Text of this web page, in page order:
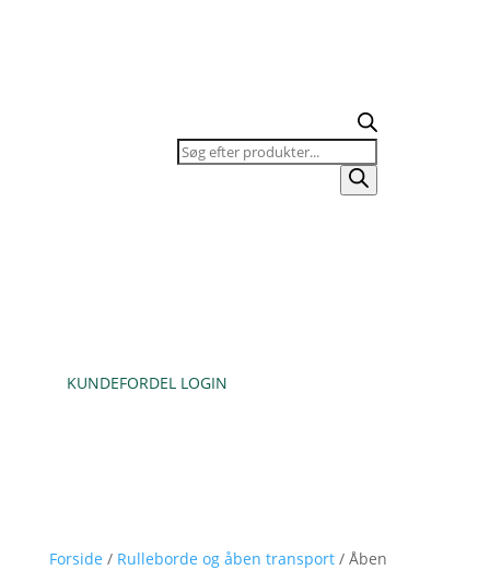
Products
KUNDEFORDEL LOGIN
Forside / Rulleborde og åben transport/ Åben